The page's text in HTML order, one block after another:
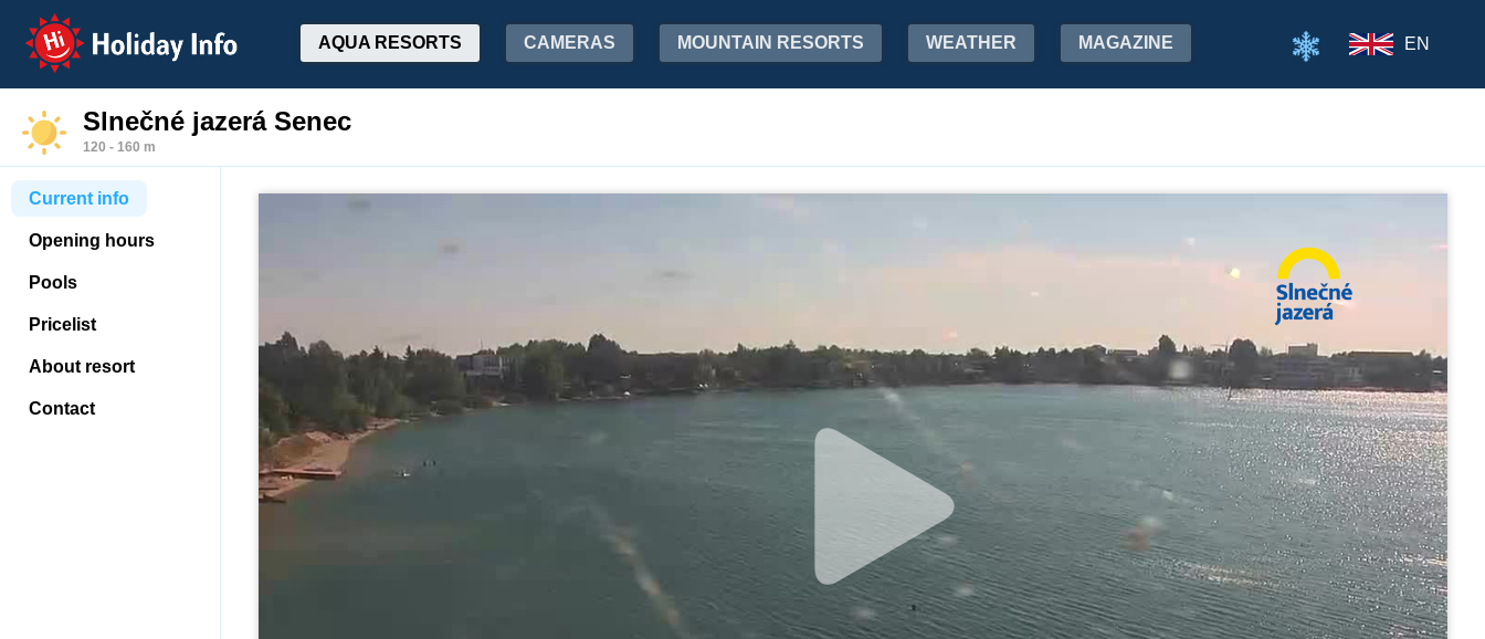
Holiday Info AQUA RESORTS CAMERAS MOUNTAIN RESORTS WEATHER MAGAZINE EN
Slnečné jazerá Senec
120 - 160 m
Current info
Opening hours
Pools
Pricelist
About resort
Contact